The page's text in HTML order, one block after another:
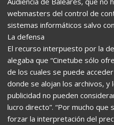
webmasters del control de
sistemas informáticos salvo
La defensa
El recurso interpuesto por la
alegaba que “Cinetube sólo
de los cuales se puede
donde se alojan los archivos,
publicidad no pueden
lucro directo”. “Por mucho que
forzar la interpretación del